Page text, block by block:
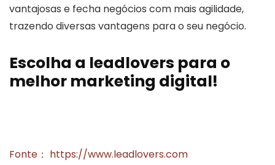
vantajosas e fecha negócios com mais agilidade,
trazendo diversas vantagens para o seu negócio.
Escolha a leadlovers para o
melhor marketing digital!
Fonte： https://www.leadlovers.com